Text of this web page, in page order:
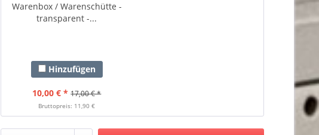
Warenbox / Warenschütte -
transparent -...
Hinzufügen
10,00 € * 17,00 € *
Bruttopreis: 11,90 €